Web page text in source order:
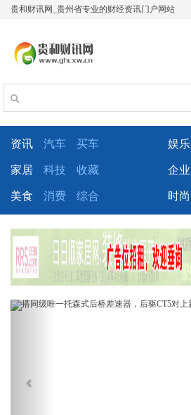
贵和财讯网_贵州省专业的财经资讯门户网站
资讯 汽车 买车 娱乐
家居 科技 收藏 企业
美食 消费 综合 时尚
Previous